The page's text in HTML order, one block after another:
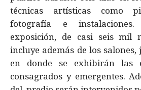
técnicas artísticas como
fotografía e
exposición, de casi seis mil
incluye además de los
en donde se exhibirán las
consagrados y emergentes.